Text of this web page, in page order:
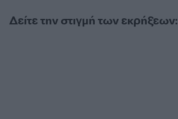
Δείτε την στιγμή των εκρήξεων: